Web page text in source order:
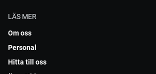
LÄS MER
Om oss
Personal
Hitta till oss